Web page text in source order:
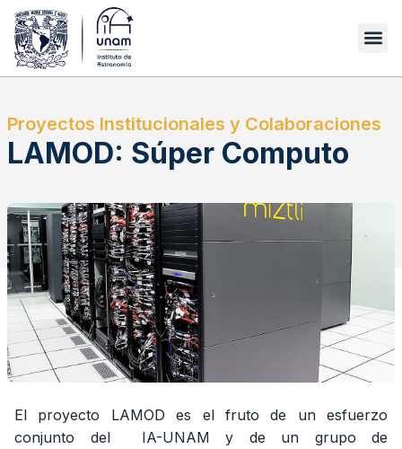
Proyectos Institucionales y Colaboraciones
LAMOD: Súper Computo
El proyecto LAMOD es el fruto de un esfuerzo
conjunto del IA-UNAM y de un grupo de